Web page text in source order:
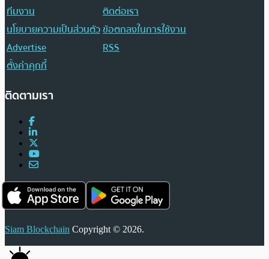
ทีมงาน
ติดต่อเรา
นโยบายความเป็นส่วนตัวข้อตกลงในการใช้งาน
Advertise
RSS
ตั้งค่าคุกกี้
ติดตามเรา
Siam Blockchain Copyright © 2026.